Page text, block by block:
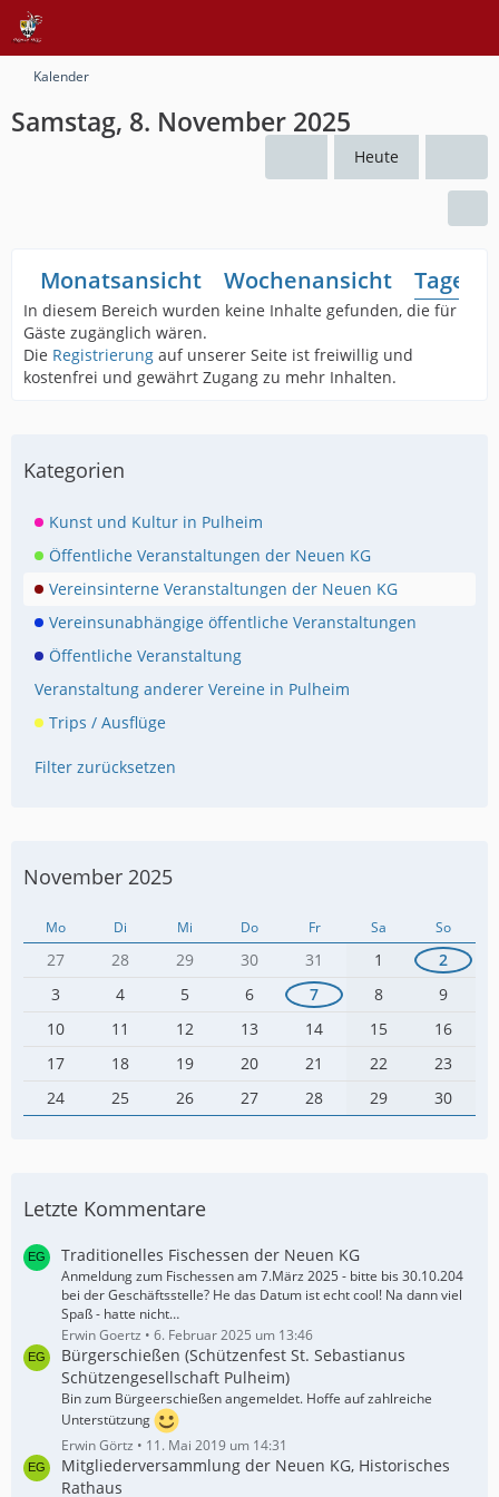
Kalender
Samstag, 8. November 2025
Heute
Monatsansicht Wochenansicht
In diesem Bereich wurden keine Inhalte gefunden, die für
Gäste zugänglich wären.
Die Registrierung auf unserer Seite ist freiwillig und
kostenfrei und gewährt Zugang zu mehr Inhalten.
Kategorien
Kunst und Kultur in Pulheim
Öffentliche Veranstaltungen der Neuen KG
Vereinsinterne Veranstaltungen der Neuen KG
Vereinsunabhängige öffentliche Veranstaltungen
Öffentliche Veranstaltung
Veranstaltung anderer Vereine in Pulheim
Trips / Ausflüge
Filter zurücksetzen
November 2025
Mo Di Mi Do Fr Sa So
27 28 29 30 31 1
2
3
4 5 6 7 8
9
10
11 12 13 14 15
16
17
18 19 20 21 22
23
24
25 26 27 28 29 30
Letzte Kommentare
Traditionelles Fischessen der Neuen KG
Anmeldung zum Fischessen am 7.März 2025 - bitte bis 30.10.204
bei der Geschäftsstelle? He das Datum ist echt cool! Na dann viel
Spaß - hatte nicht…
Erwin Goertz
6. Februar 2025 um 13:46
Bürgerschießen (Schützenfest St. Sebastianus
Schützengesellschaft Pulheim)
Bin zum Bürgeerschießen angemeldet. Hoffe auf zahlreiche
Unterstützung
Erwin Görtz
11. Mai 2019 um 14:31
Mitgliederversammlung der Neuen KG, Historisches
Rathaus